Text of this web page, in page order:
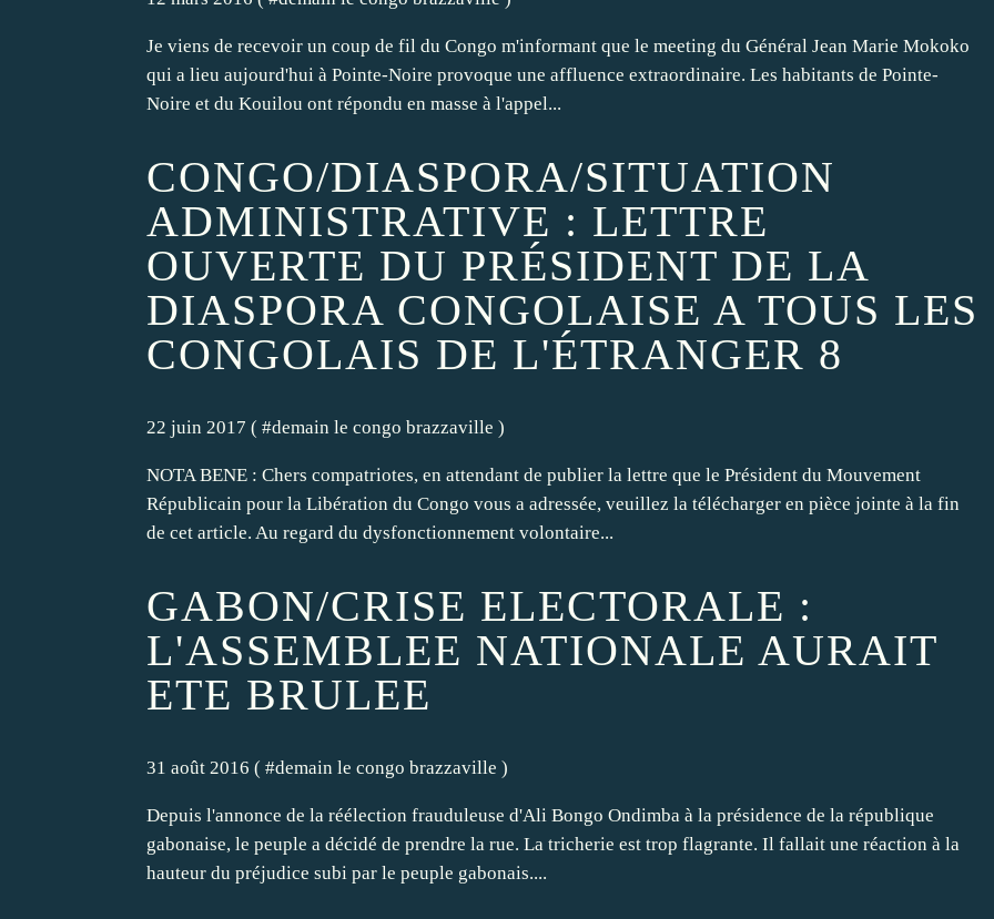
Je viens de recevoir un coup de fil du Congo m'informant que le meeting du Général Jean Marie Mokoko
qui a lieu aujourd'hui à Pointe-Noire provoque une affluence extraordinaire. Les habitants de Pointe-
Noire et du Kouilou ont répondu en masse à l'appel...
CONGO/DIASPORA/SITUATION
ADMINISTRATIVE : LETTRE
OUVERTE DU PRÉSIDENT DE LA
DIASPORA CONGOLAISE A TOUS LES
CONGOLAIS DE L'ÉTRANGER 8
22 juin 2017 ( #demain le congo brazzaville )
NOTA BENE : Chers compatriotes, en attendant de publier la lettre que le Président du Mouvement
Républicain pour la Libération du Congo vous a adressée, veuillez la télécharger en pièce jointe à la fin
de cet article. Au regard du dysfonctionnement volontaire...
GABON/CRISE ELECTORALE :
L'ASSEMBLEE NATIONALE AURAIT
ETE BRULEE
31 août 2016 ( #demain le congo brazzaville )
Depuis l'annonce de la réélection frauduleuse d'Ali Bongo Ondimba à la présidence de la république
gabonaise, le peuple a décidé de prendre la rue. La tricherie est trop flagrante. Il fallait une réaction à la
hauteur du préjudice subi par le peuple gabonais....